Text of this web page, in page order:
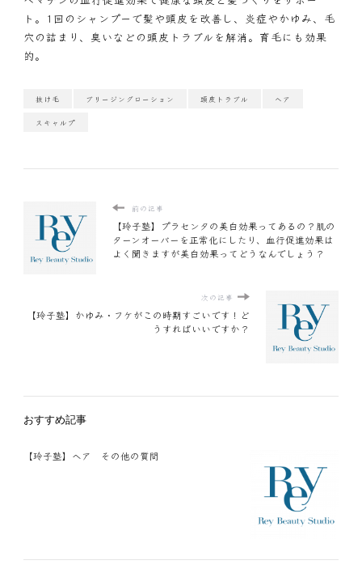
ト。1回のシャンプーで髪や頭皮を改善し、炎症やかゆみ、毛
穴の詰まり、臭いなどの頭皮トラブルを解消。育毛にも効果
的。
抜け毛 ブリージングローション 頭皮トラブル ヘア
スキャルプ
前の記事
【玲子塾】プラセンタの美白効果ってあるの？肌の
ターンオーバーを正常化にしたり、血行促進効果は
よく聞きますが美白効果ってどうなんでしょう？
次の記事
【玲子塾】かゆみ・フケがこの時期すごいです！ど
うすればいいですか？
おすすめ記事
【玲子塾】ヘア その他の質問